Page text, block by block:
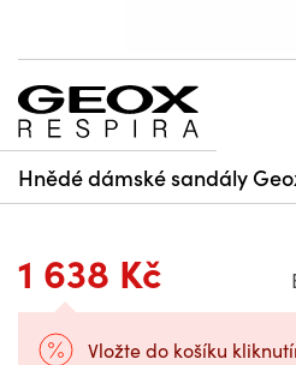
Hnědé dámské sandály
1 638 Kč
Vložte do košíku